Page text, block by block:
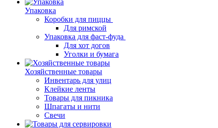
Упаковка
Коробки для пиццы
Для римской
Упаковка для фаст-фуда
Для хот догов
Уголки и бумага
Хозяйственные товары
Инвентарь для улиц
Клейкие ленты
Товары для пикника
Шпагаты и нити
Свечи